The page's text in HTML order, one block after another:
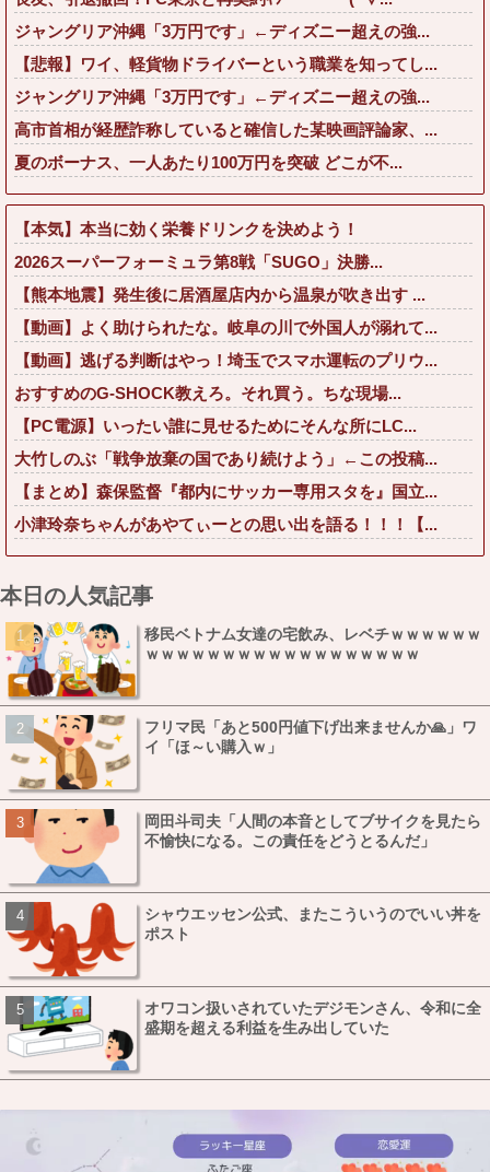
ジャングリア沖縄「3万円です」←ディズニー超えの強...
【悲報】ワイ、軽貨物ドライバーという職業を知ってし...
ジャングリア沖縄「3万円です」←ディズニー超えの強...
高市首相が経歴詐称していると確信した某映画評論家、...
夏のボーナス、一人あたり100万円を突破 どこが不...
【本気】本当に効く栄養ドリンクを決めよう！
2026スーパーフォーミュラ第8戦「SUGO」決勝...
【熊本地震】発生後に居酒屋店内から温泉が吹き出す ...
【動画】よく助けられたな。岐阜の川で外国人が溺れて...
【動画】逃げる判断はやっ！埼玉でスマホ運転のプリウ...
おすすめのG-SHOCK教えろ。それ買う。ちな現場...
【PC電源】いったい誰に見せるためにそんな所にLC...
大竹しのぶ「戦争放棄の国であり続けよう」←この投稿...
【まとめ】森保監督『都内にサッカー専用スタを』国立...
小津玲奈ちゃんがあやてぃーとの思い出を語る！！！【...
本日の人気記事
移民ベトナム女達の宅飲み、レベチｗｗｗｗｗｗ
ｗｗｗｗｗｗｗｗｗｗｗｗｗｗｗｗｗｗ
フリマ民「あと500円値下げ出来ませんか🙏」ワ
イ「ほ～い購入ｗ」
岡田斗司夫「人間の本音としてブサイクを見たら
不愉快になる。この責任をどうとるんだ」
シャウエッセン公式、またこういうのでいい丼を
ポスト
オワコン扱いされていたデジモンさん、令和に全
盛期を超える利益を生み出していた